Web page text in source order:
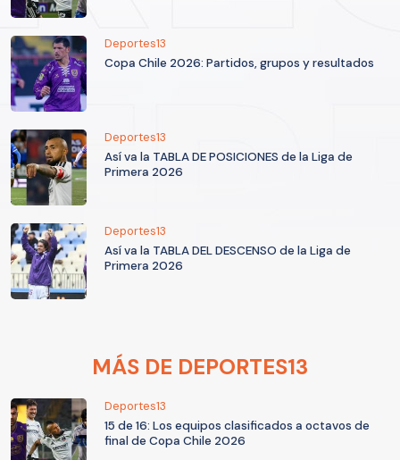
Deportes13
Copa Chile 2026: Partidos, grupos y resultados
Deportes13
Así va la TABLA DE POSICIONES de la Liga de
Primera 2026
Deportes13
Así va la TABLA DEL DESCENSO de la Liga de
Primera 2026
MÁS DE DEPORTES13
Deportes13
15 de 16: Los equipos clasificados a octavos de
final de Copa Chile 2026